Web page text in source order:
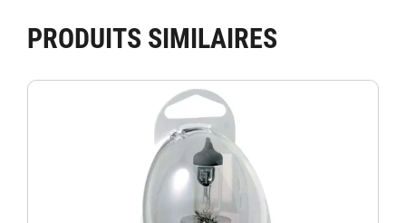
PRODUITS SIMILAIRES